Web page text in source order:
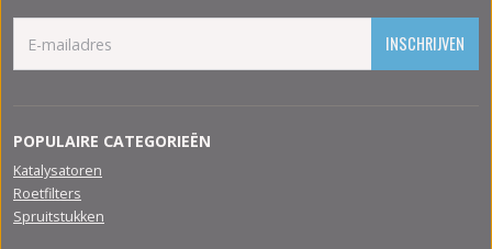
INSCHRIJVEN
POPULAIRE CATEGORIEËN
Katalysatoren
Roetfilters
Spruitstukken